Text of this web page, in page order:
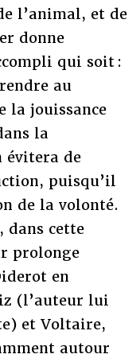
l’animal, et de
donne
qui soit :
au
la jouissance
la
évitera de
puisqu’il
de la volonté.
dans cette
prolonge
en
(l’auteur lui
et Voltaire,
autour